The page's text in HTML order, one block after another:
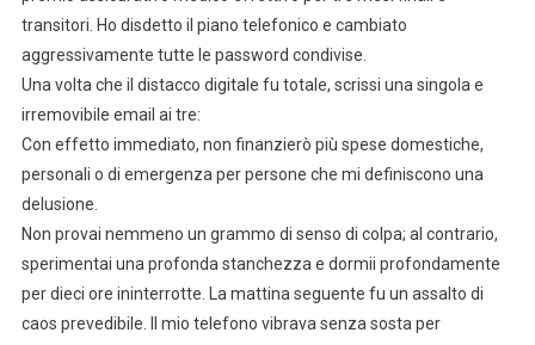
transitori. Ho disdetto il piano telefonico e cambiato
aggressivamente tutte le password condivise.
Una volta che il distacco digitale fu totale, scrissi una singola e
irremovibile email ai tre:
Con effetto immediato, non finanzierò più spese domestiche,
personali o di emergenza per persone che mi definiscono una
delusione.
Non provai nemmeno un grammo di senso di colpa; al contrario,
sperimentai una profonda stanchezza e dormii profondamente
per dieci ore ininterrotte. La mattina seguente fu un assalto di
caos prevedibile. Il mio telefono vibrava senza sosta per